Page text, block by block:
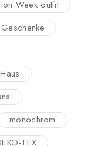
Week outfit
Geschenke
Haus
monochrom
TEX